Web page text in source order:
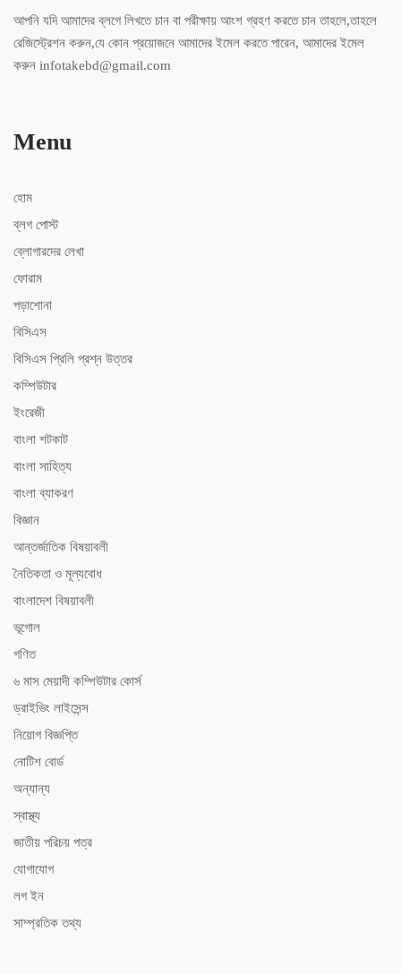
আপনি যদি আমাদের ব্লগে লিখতে চান বা পরীক্ষায় আংশ গ্রহণ করতে চান তাহলে,তাহলে
রেজিস্ট্রেশন করুন,যে কোন প্রয়োজনে আমাদের ইমেল করতে পারেন, আমাদের ইমেল
করুন infotakebd@gmail.com
Menu
হোম
ব্লগ পোস্ট
ব্লোগারদের লেখা
ফোরাম
পড়াশোনা
বিসিএস
বিসিএস ‍প্রিলি প্রশ্ন উত্তর
কম্পিউটার
ইংরেজী
বাংলা শটকাট
বাংলা সাহিত্য
বাংলা ব্যাকরণ
বিজ্ঞান
আন্তর্জাতিক বিষয়াবলী
নৈতিকতা ও মূল্যবোধ
বাংলাদেশ বিষয়াবলী
ভূগোল
গণিত
৬ মাস মেয়াদী কম্পিউটার কোর্স
ড্রাইভিং লাইসেন্স
নিয়োগ বিজ্ঞপ্তি
নোটিশ বোর্ড
অন্যান্য
স্বাস্থ্য
জাতীয় পরিচয় পত্র
যোগাযোগ
লগ ইন
সাম্প্রতিক তথ্য